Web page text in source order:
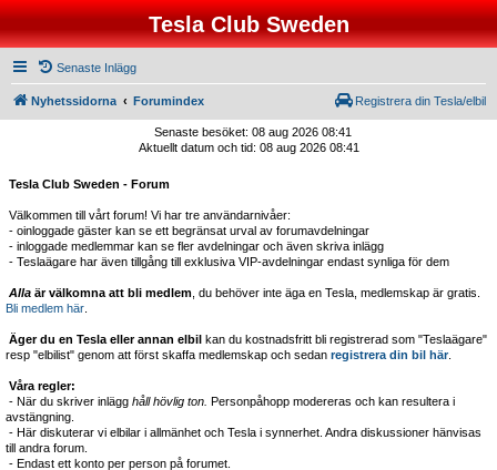
Tesla Club Sweden
Senaste Inlägg
Nyhetssidorna Forumindex Registrera din Tesla/elbil
Senaste besöket: 08 aug 2026 08:41
Aktuellt datum och tid: 08 aug 2026 08:41
Tesla Club Sweden - Forum
Välkommen till vårt forum! Vi har tre användarnivåer:
- oinloggade gäster kan se ett begränsat urval av forumavdelningar
- inloggade medlemmar kan se fler avdelningar och även skriva inlägg
- Teslaägare har även tillgång till exklusiva VIP-avdelningar endast synliga för dem
Alla är välkomna att bli medlem , du behöver inte äga en Tesla, medlemskap är gratis.
Bli medlem här
Äger du en Tesla eller annan elbil kan du kostnadsfritt bli registrerad som "Teslaägare"
resp "elbilist" genom att först skaffa medlemskap och sedan registrera din bil här.
Våra regler:
- När du skriver inlägg håll hövlig ton. Personpåhopp modereras och kan resultera i
avstängning.
- Här diskuterar vi elbilar i allmänhet och Tesla i synnerhet. Andra diskussioner hänvisas
till andra forum.
- Endast ett konto per person på forumet.